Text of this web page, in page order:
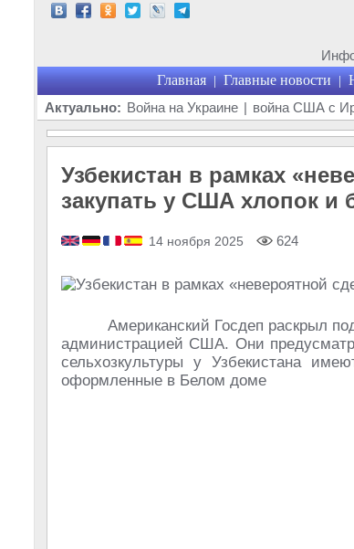
Главная | Главные новости |
Актуально: Война на Украине | война США с
Узбекистан в рамках
закупать у США хлопок и
14 ноября 2025 624
Американский Госдеп раскрыл
администрацией США. Они
сельхозкультуры у Узбекистана
оформленные в Белом доме